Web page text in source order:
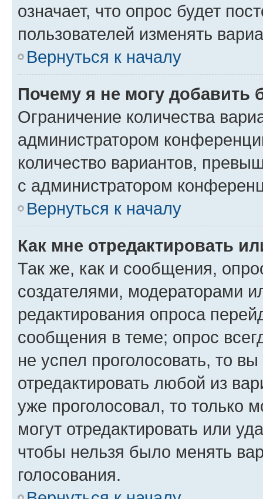
означает, что опрос будет
пользователей изменять
Вернуться к началу
Почему я не могу добавить
Ограничение количества
администратором
количество вариантов,
с администратором
Вернуться к началу
Как мне отредактировать
Так же, как и сообщения,
создателями, модераторами
редактирования опроса
сообщения в теме; опрос
не успел проголосовать, то
отредактировать любой из
уже проголосовал, то только
могут отредактировать или
чтобы нельзя было менять
голосования.